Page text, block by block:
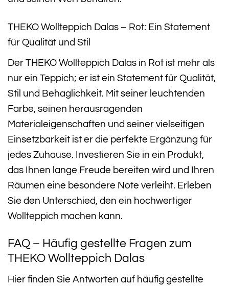
THEKO Wollteppich Dalas – Rot: Ein Statement
für Qualität und Stil
Der THEKO Wollteppich Dalas in Rot ist mehr als
nur ein Teppich; er ist ein Statement für Qualität,
Stil und Behaglichkeit. Mit seiner leuchtenden
Farbe, seinen herausragenden
Materialeigenschaften und seiner vielseitigen
Einsetzbarkeit ist er die perfekte Ergänzung für
jedes Zuhause. Investieren Sie in ein Produkt,
das Ihnen lange Freude bereiten wird und Ihren
Räumen eine besondere Note verleiht. Erleben
Sie den Unterschied, den ein hochwertiger
Wollteppich machen kann.
FAQ – Häufig gestellte Fragen zum
THEKO Wollteppich Dalas
Hier finden Sie Antworten auf häufig gestellte